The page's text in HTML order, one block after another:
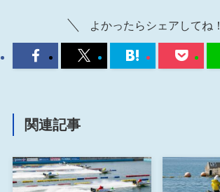
よかったらシェアしてね！
関連記事